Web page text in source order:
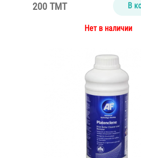
200 TMT В
Нет в наличии